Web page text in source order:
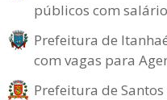
públicos com
Prefeitura de
com vagas para
Prefeitura de